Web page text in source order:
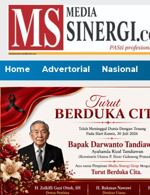
Home Advertorial Nasional